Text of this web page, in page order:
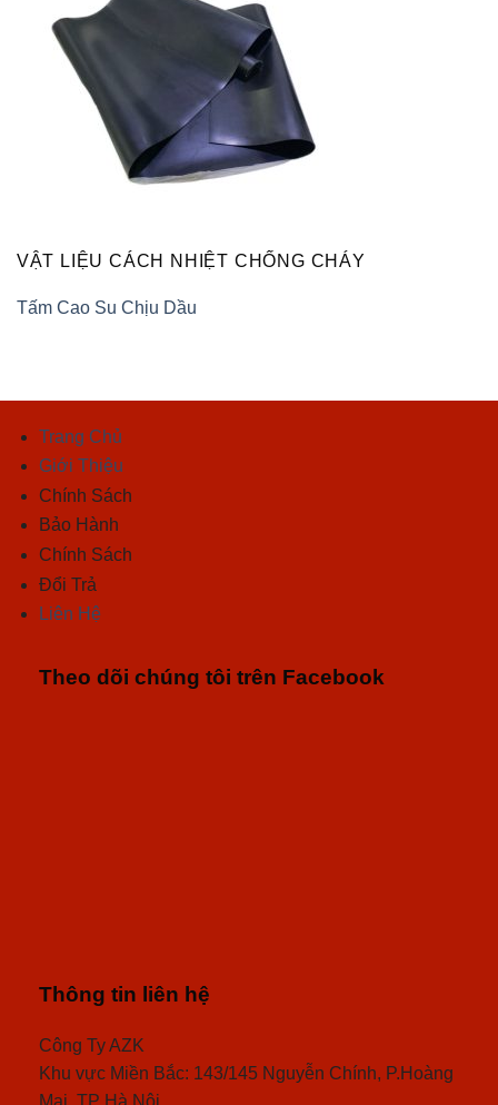
VẬT LIỆU CÁCH NHIỆT CHỐNG CHÁY
Tấm Cao Su Chịu Dầu
Trang Chủ
Giới Thiệu
Chính Sách
Bảo Hành
Chính Sách
Đổi Trả
Liên Hệ
Theo dõi chúng tôi trên Facebook
Thông tin liên hệ
Công Ty AZK
Khu vực Miền Bắc: 143/145 Nguyễn Chính, P.Hoàng
Mai, TP Hà Nội